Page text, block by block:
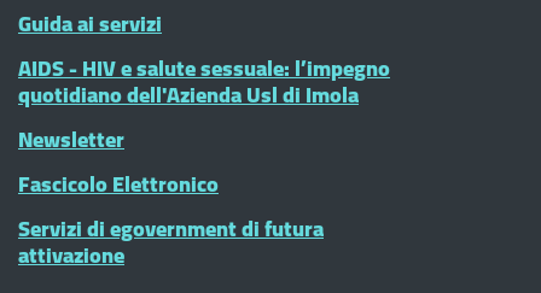
Guida ai servizi
AIDS - HIV e salute sessuale: l’impegno
quotidiano dell'Azienda Usl di Imola
Newsletter
Fascicolo Elettronico
Servizi di egovernment di futura
attivazione